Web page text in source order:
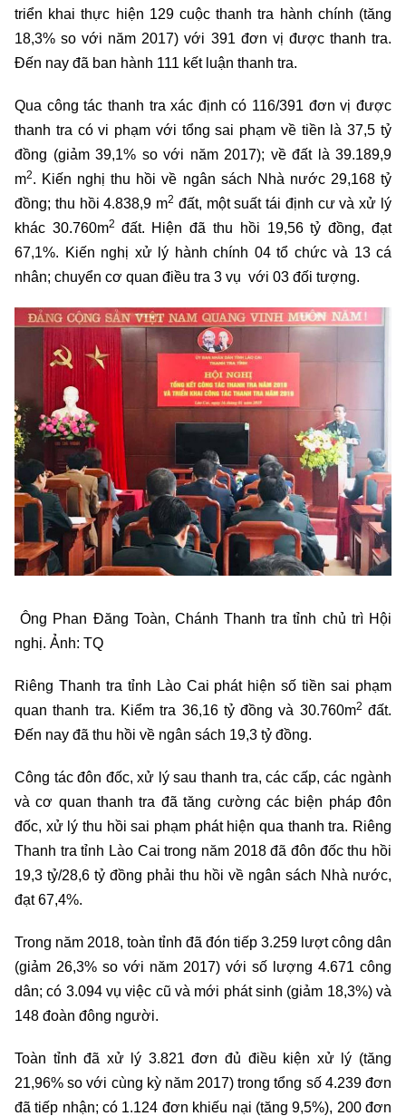
triển khai thực hiện 129 cuộc thanh tra hành chính (tăng
18,3% so với năm 2017) với 391 đơn vị được thanh tra.
Đến nay đã ban hành 111 kết luận thanh tra.
Qua công tác thanh tra xác định có 116/391 đơn vị được
thanh tra có vi phạm với tổng sai phạm về tiền là 37,5 tỷ
đồng (giảm 39,1% so với năm 2017); về đất là 39.189,9
m2. Kiến nghị thu hồi về ngân sách Nhà nước 29,168 tỷ
đồng; thu hồi 4.838,9 m2 đất, một suất tái định cư và xử lý
khác 30.760m2 đất. Hiện đã thu hồi 19,56 tỷ đồng, đạt
67,1%. Kiến nghị xử lý hành chính 04 tổ chức và 13 cá
nhân; chuyển cơ quan điều tra 3 vụ với 03 đối tượng.
Ông Phan Đăng Toàn, Chánh Thanh tra tỉnh chủ trì Hội
nghị. Ảnh: TQ
Riêng Thanh tra tỉnh Lào Cai phát hiện số tiền sai phạm
quan thanh tra. Kiểm tra 36,16 tỷ đồng và 30.760m2 đất.
Đến nay đã thu hồi về ngân sách 19,3 tỷ đồng.
Công tác đôn đốc, xử lý sau thanh tra, các cấp, các ngành
và cơ quan thanh tra đã tăng cường các biện pháp đôn
đốc, xử lý thu hồi sai phạm phát hiện qua thanh tra. Riêng
Thanh tra tỉnh Lào Cai trong năm 2018 đã đôn đốc thu hồi
19,3 tỷ/28,6 tỷ đồng phải thu hồi về ngân sách Nhà nước,
đạt 67,4%.
Trong năm 2018, toàn tỉnh đã đón tiếp 3.259 lượt công dân
(giảm 26,3% so với năm 2017) với số lượng 4.671 công
dân; có 3.094 vụ việc cũ và mới phát sinh (giảm 18,3%) và
148 đoàn đông người.
Toàn tỉnh đã xử lý 3.821 đơn đủ điều kiện xử lý (tăng
21,96% so với cùng kỳ năm 2017) trong tổng số 4.239 đơn
đã tiếp nhận; có 1.124 đơn khiếu nại (tăng 9,5%), 200 đơn